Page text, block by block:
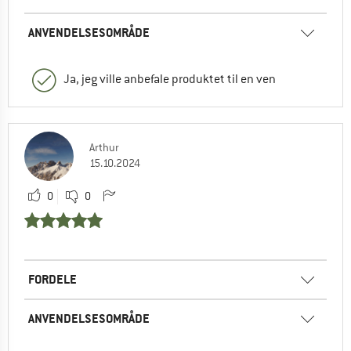
ANVENDELSESOMRÅDE
Ja, jeg ville anbefale produktet til en ven
Arthur
15.10.2024
0 0
FORDELE
ANVENDELSESOMRÅDE